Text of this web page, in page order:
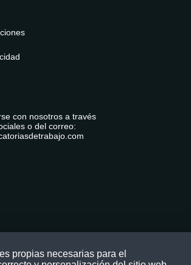
con nosotros a través
o del correo:
propias necesarias para el